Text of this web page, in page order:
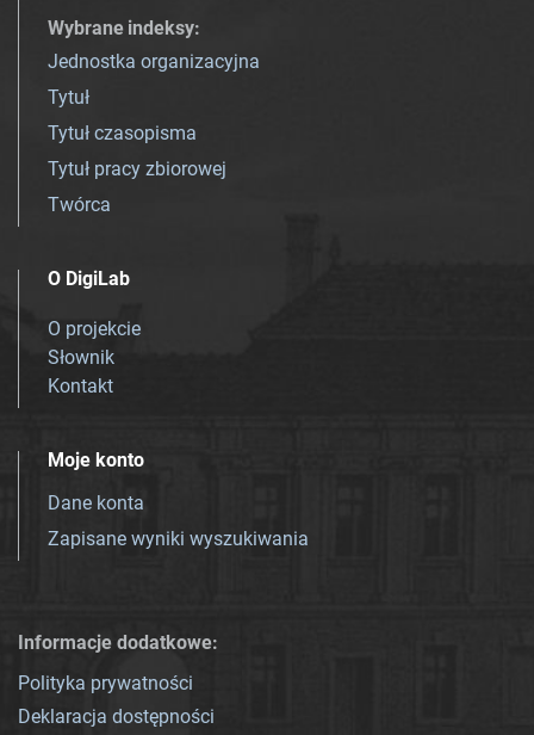
Wybrane indeksy:
Jednostka organizacyjna
Tytuł
Tytuł czasopisma
Tytuł pracy zbiorowej
Twórca
O DigiLab
O projekcie
Słownik
Kontakt
Moje konto
Dane konta
Zapisane wyniki wyszukiwania
Informacje dodatkowe:
Polityka prywatności
Deklaracja dostępności